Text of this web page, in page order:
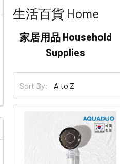
生活百貨 Home
家居用品 Household
Supplies
Sort By: